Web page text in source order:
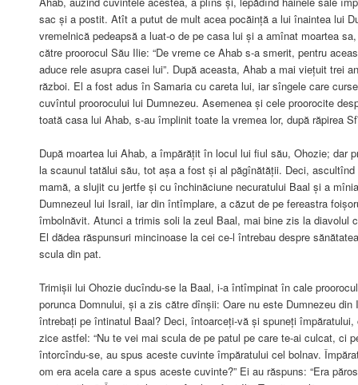
sac și a postit. Atît a putut de mult acea pocăință a lui înaintea lui
vremelnică pedeapsă a luat-o de pe casa lui și a amînat moartea
către proorocul Său Ilie: “De vreme ce Ahab s-a smerit, pentru
aduce rele asupra casei lui”. După aceasta, Ahab a mai viețuit trei
război. El a fost adus în Samaria cu careta lui, iar sîngele care
cuvîntul proorocului lui Dumnezeu. Asemenea și cele proorocite
toată casa lui Ahab, s-au împlinit toate la vremea lor, după răpirea
După moartea lui Ahab, a împărățit în locul lui fiul său, Ohozie; dar
la scaunul tatălui său, tot așa a fost și al păgînătății. Deci,
mamă, a slujit cu jertfe și cu închinăciune necuratului Baal și a
Dumnezeul lui Israil, iar din întîmplare, a căzut de pe fereastra
îmbolnăvit. Atunci a trimis soli la zeul Baal, mai bine zis la diavolul
El dădea răspunsuri mincinoase la cei ce-l întrebau despre
scula din pat.
Trimișii lui Ohozie ducîndu-se la Baal, i-a întîmpinat în cale
porunca Domnului, și a zis către dînșii: Oare nu este Dumnezeu
întrebați pe întinatul Baal? Deci, întoarceți-vă și spuneți
zice astfel: “Nu te vei mai scula de pe patul pe care te-ai culcat, ci
întorcîndu-se, au spus aceste cuvinte împăratului cel bolnav.
om era acela care a spus aceste cuvinte?” Ei au răspuns: “Era